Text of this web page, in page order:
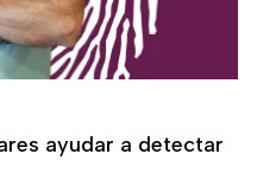
ayudar a detectar